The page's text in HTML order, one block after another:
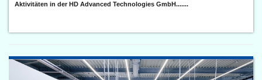
Aktivitäten in der HD Advanced Technologies GmbH.......